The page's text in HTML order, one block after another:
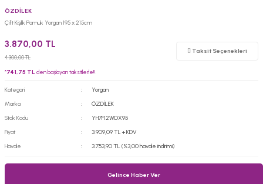
ÖZDİLEK
Çift Kişilik Pamuk Yorgan 195 x 215cm
3.870,00 TL
4.300,00 TL
Taksit Seçenekleri
*741,75 TL den başlayan taksitlerle!!
Kategori
Yorgan
Marka
ÖZDİLEK
Stok Kodu
YH7F12WDX95
Fiyat
3.909,09 TL + KDV
Havale
3.753,90 TL (%3,00 havale indirimi)
Gelince Haber Ver